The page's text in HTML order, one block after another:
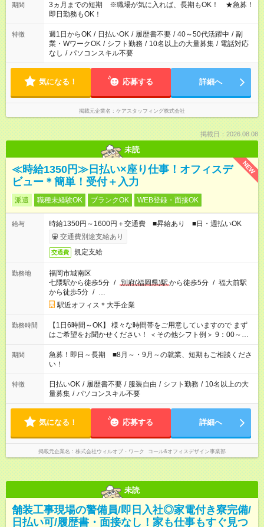
期間
3ヵ月までの短期 ※職場が気に入れば、長期もOK！ ★急募！
即日勤務もOK！
特徴 週1日からOK / 日払いOK / 履歴書不要 / 40～50代活躍中 / 副
業・WワークOK / シフト勤務 / 10名以上の大量募集 / 電話対応
なし / パソコンスキル不要
気になる！ 応募する 詳細へ
掲載元企業名 ケアスタッフィング株式会社
掲載日：2026.08.08
未読
NEW
≪時給1350円≫日払い×座り仕事！オフィスデ
ビュー＊簡単！受付＋入力
派遣 職種未経験OK ブランクOK WEB登録・面接OK
給与
時給1350円～1600円＋交通費 ■昇給あり ■日・週払いOK
交通費別途支給あり
交通費 規定支給
勤務地
福岡市城南区
七隈駅から徒歩5分 / 別府(福岡県)駅から徒歩5分 / 福大前駅
から徒歩5分 / …
駅近オフィス＊大手企業
勤務時間
【1日6時間～OK】 様々な時間帯をご用意していますので まず
はご希望をお聞かせください！ ＜その他シフト例＞ 9：00～
17：00 11：00～20：00 などなど！その他のお時間もOKです！
期間
急募！即日～長期 ■8月～・9月～の就業、短期もご相談くださ
い！
特徴 日払いOK / 履歴書不要 / 服装自由 / シフト勤務 / 10名以上の大
量募集 / パソコンスキル不要
気になる！ 応募する 詳細へ
掲載元企業名 株式会社ウィルオブ・ワーク コール&オフィスデザイン事業部
未読
舗装工事現場の警備員/即日入社◎家電付き寮完備/
日払い可/履歴書・面接なし！家も仕事もすぐ見つ